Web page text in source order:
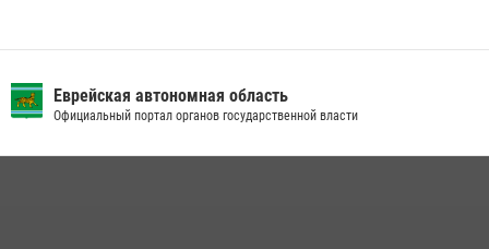
07 июля 2026, 06:28
Еврейская автономная область
Официальный портал органов государственной власти